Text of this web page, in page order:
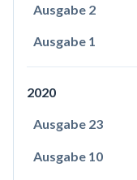
Ausgabe 2
Ausgabe 1
2020
Ausgabe 23
Ausgabe 10